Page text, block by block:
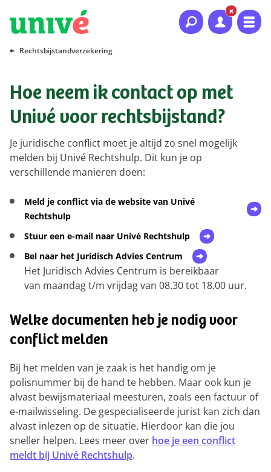
Naar hoofdinhoud
Naar hoofdnavigatie
Naar footer
Rechtsbijstandverzekering
Hoe neem ik contact op met
Univé voor rechtsbijstand?
Je juridische conflict moet je altijd zo snel mogelijk
melden bij Univé Rechtshulp. Dit kun je op
verschillende manieren doen:
Meld je conflict via de website van Univé
Rechtshulp
Stuur een e-mail naar Univé Rechtshulp
Bel naar het Juridisch Advies Centrum
Het Juridisch Advies Centrum is bereikbaar
van maandag t/m vrijdag van 08.30 tot 18.00 uur.
Welke documenten heb je nodig voor
conflict melden
Bij het melden van je zaak is het handig om je
polisnummer bij de hand te hebben. Maar ook kun je
alvast bewijsmateriaal meesturen, zoals een factuur of
e-mailwisseling. De gespecialiseerde jurist kan zich dan
alvast inlezen op de situatie. Hierdoor kan die jou
sneller helpen. Lees meer over hoe je een conflict
meldt bij Univé Rechtshulp.